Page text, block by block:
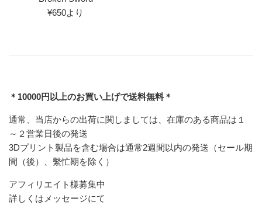
¥650より
＊10000円以上のお買い上げで送料無料＊
通常、当店からの出荷に関しましては、在庫のある商品は１
～２営業日後の発送
3Dプリント製品を含む場合は通常2週間以内の発送（セール期
間（後）、繫忙期を除く）
アフィリエイト様募集中
詳しくはメッセージにて